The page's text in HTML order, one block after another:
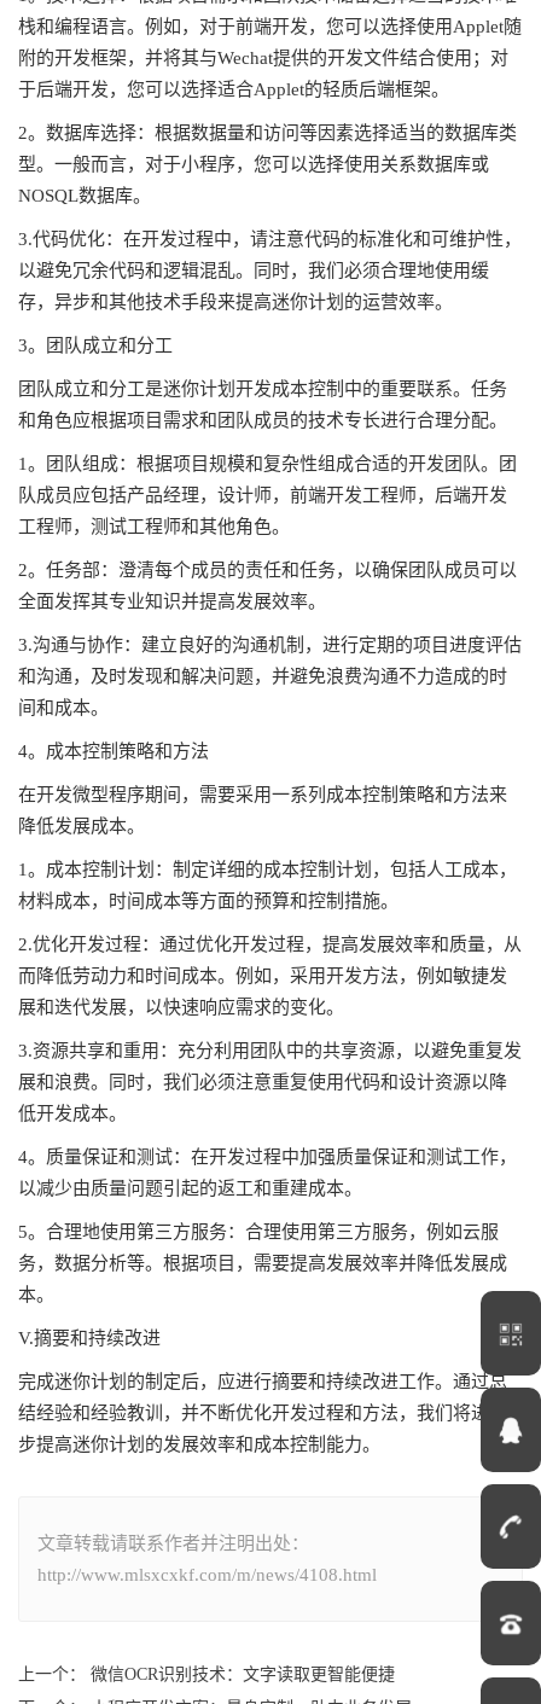
栈和编程语言。例如，对于前端开发，您可以选择使用Applet随
附的开发框架，并将其与Wechat提供的开发文件结合使用；对
于后端开发，您可以选择适合Applet的轻质后端框架。
2。数据库选择：根据数据量和访问等因素选择适当的数据库类
型。一般而言，对于小程序，您可以选择使用关系数据库或
NOSQL数据库。
3.代码优化：在开发过程中，请注意代码的标准化和可维护性，
以避免冗余代码和逻辑混乱。同时，我们必须合理地使用缓
存，异步和其他技术手段来提高迷你计划的运营效率。
3。团队成立和分工
团队成立和分工是迷你计划开发成本控制中的重要联系。任务
和角色应根据项目需求和团队成员的技术专长进行合理分配。
1。团队组成：根据项目规模和复杂性组成合适的开发团队。团
队成员应包括产品经理，设计师，前端开发工程师，后端开发
工程师，测试工程师和其他角色。
2。任务部：澄清每个成员的责任和任务，以确保团队成员可以
全面发挥其专业知识并提高发展效率。
3.沟通与协作：建立良好的沟通机制，进行定期的项目进度评估
和沟通，及时发现和解决问题，并避免浪费沟通不力造成的时
间和成本。
4。成本控制策略和方法
在开发微型程序期间，需要采用一系列成本控制策略和方法来
降低发展成本。
1。成本控制计划：制定详细的成本控制计划，包括人工成本，
材料成本，时间成本等方面的预算和控制措施。
2.优化开发过程：通过优化开发过程，提高发展效率和质量，从
而降低劳动力和时间成本。例如，采用开发方法，例如敏捷发
展和迭代发展，以快速响应需求的变化。
3.资源共享和重用：充分利用团队中的共享资源，以避免重复发
展和浪费。同时，我们必须注意重复使用代码和设计资源以降
低开发成本。
4。质量保证和测试：在开发过程中加强质量保证和测试工作，
以减少由质量问题引起的返工和重建成本。
5。合理地使用第三方服务：合理使用第三方服务，例如云服
务，数据分析等。根据项目，需要提高发展效率并降低发展成
本。
V.摘要和持续改进
完成迷你计划的制定后，应进行摘要和持续改进工作。通过总
结经验和经验教训，并不断优化开发过程和方法，我们将进一
步提高迷你计划的发展效率和成本控制能力。
文章转载请联系作者并注明出处：
http://www.mlsxcxkf.com/m/news/4108.html
上一个： 微信OCR识别技术：文字读取更智能便捷